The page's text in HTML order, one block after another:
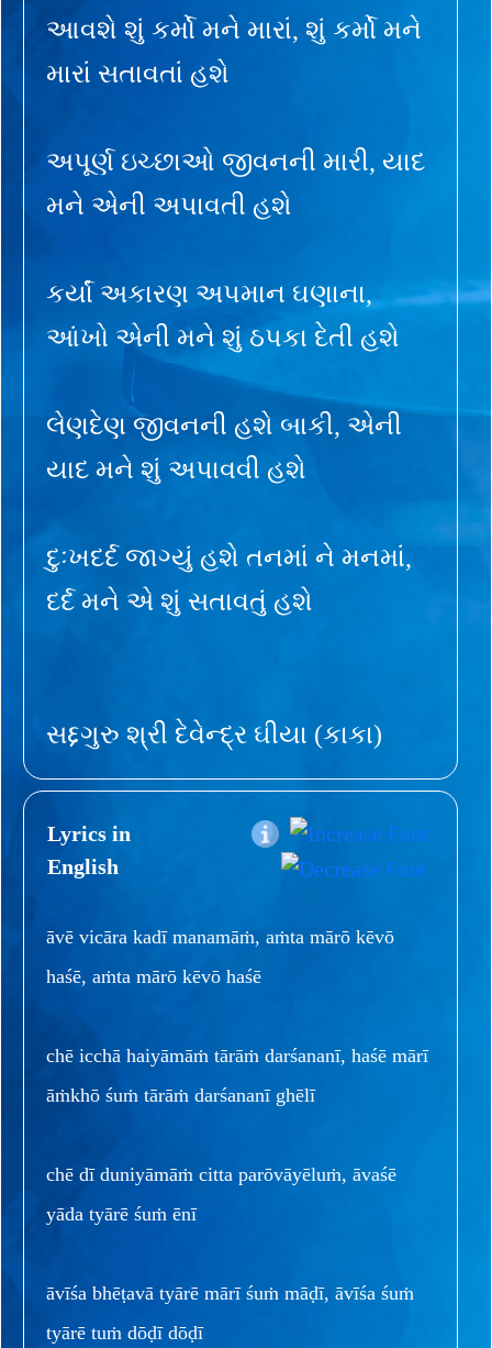
આવશે શું કર્મો મને મારાં, શું કર્મો મને
મારાં સતાવતાં હશે
અપૂર્ણ ઇચ્છાઓ જીવનની મારી, યાદ
મને એની અપાવતી હશે
કર્યાં અકારણ અપમાન ઘણાના,
આંખો એની મને શું ઠપકા દેતી હશે
લેણદેણ જીવનની હશે બાકી, એની
યાદ મને શું અપાવવી હશે
દુઃખદર્દ જાગ્યું હશે તનમાં ને મનમાં,
દર્દ મને એ શું સતાવતું હશે
સદ્દગુરુ શ્રી દેવેન્દ્ર ઘીયા (કાકા)
Lyrics in
English
āvē vicāra kadī manamāṁ, aṁta mārō kēvō
haśē, aṁta mārō kēvō haśē
chē icchā haiyāmāṁ tārāṁ darśananī, haśē mārī
āṁkhō śuṁ tārāṁ darśananī ghēlī
chē dī duniyāmāṁ citta parōvāyēluṁ, āvaśē
yāda tyārē śuṁ ēnī
āvīśa bhēṭavā tyārē mārī śuṁ māḍī, āvīśa śuṁ
tyārē tuṁ dōḍī dōḍī